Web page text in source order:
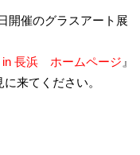
開催のグラスアート展
in 長浜 ホームページ 』
来てください。